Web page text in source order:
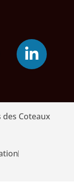
Coteaux